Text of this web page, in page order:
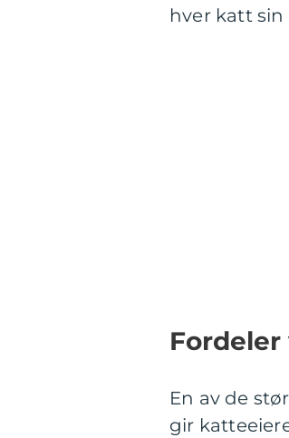
hver katt
En av de
gir